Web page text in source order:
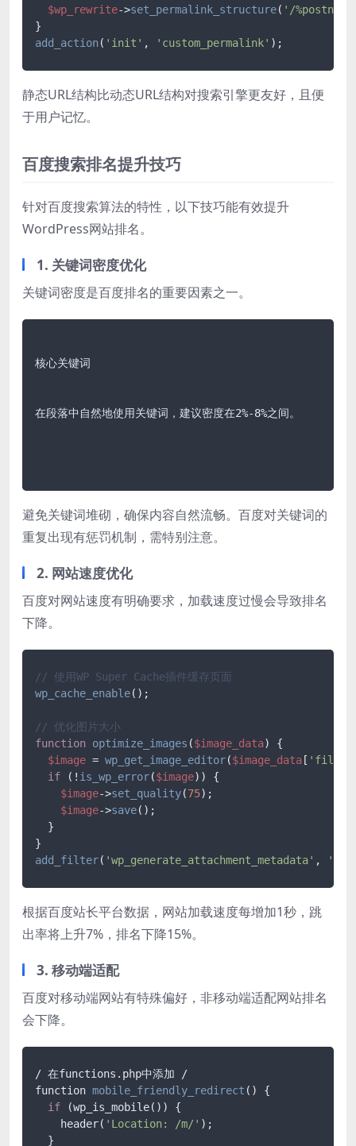
$wp_rewrite->set_permalink_structure( '/
add_action( 'init' , 'custom_permalink'
静态URL结构比动态URL结构对搜索引擎更友好，且便
于用户记忆。
百度搜索排名提升技巧
针对百度搜索算法的特性，以下技巧能有效提升
WordPress网站排名。
1. 关键词密度优化
关键词密度是百度排名的重要因素之一。
核心关键词
在段落中自然地使用关键词，建议密度在2%-8%之间。
避免关键词堆砌，确保内容自然流畅。百度对关键词的
重复出现有惩罚机制，需特别注意。
2. 网站速度优化
百度对网站速度有明确要求，加载速度过慢会导致排名
下降。
// 使用WP Super Cache插件缓存页面
wp_cache_enable();
// 优化图片大小
function optimize_images ($image_data) {
$image = wp_get_image_editor($image_data [ 'file'
if (! is_wp_error($image)) {
$image->set_quality(75);
$image->save();
  }
add_filter( 'wp_generate_attachment_metadata' ,
根据百度站长平台数据，网站加载速度每增加1秒，跳
出率将上升7%，排名下降15%。
3. 移动端适配
百度对移动端网站有特殊偏好，非移动端适配网站排名
会下降。
function mobile_friendly_redirect ()
{
if (wp_is_mobile()) {
    header(
'Location: /m/' );
  }